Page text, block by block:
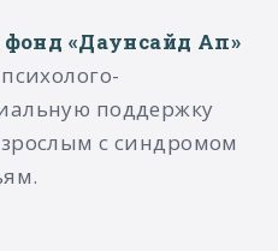
«Даунсайд Ап»
поддержку
с синдромом